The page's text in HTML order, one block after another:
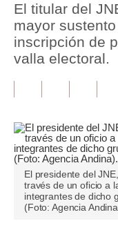
Política
Tu Dinero
Finanzas Personales
Plus G
Opinión
Editorial
El titular del
mayor
inscripción de
valla electoral.
El presidente del
través de un oficio a
integrantes de dicho
(Foto: Agencia